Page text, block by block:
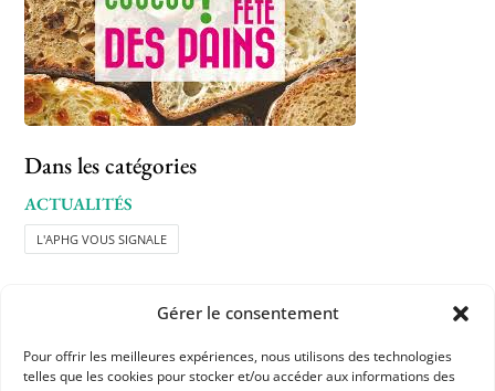
Gérer le consentement
Pour offrir les meilleures expériences, nous utilisons des technologies
telles que les cookies pour stocker et/ou accéder aux informations des
Dans les catégories
ACTUALITÉS
L'APHG VOUS SIGNALE